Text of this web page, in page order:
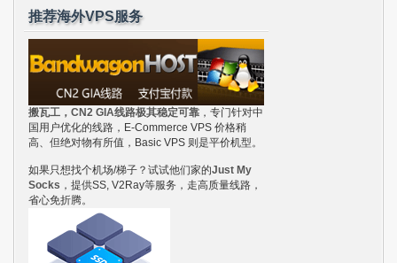
推荐海外VPS服务
搬瓦工，CN2 GIA线路极其稳定可靠 ，专门针对中
国用户优化的线路，E-Commerce VPS 价格稍
高、但绝对物有所值，Basic VPS 则是平价机型。
如果只想找个机场/梯子？试试他们家的Just My
Socks ，提供SS, V2Ray等服务，走高质量线路，
省心免折腾。